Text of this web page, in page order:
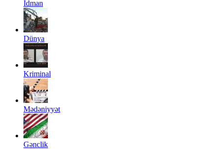
İdman
Dünya
Kriminal
Mədəniyyət
Gənclik